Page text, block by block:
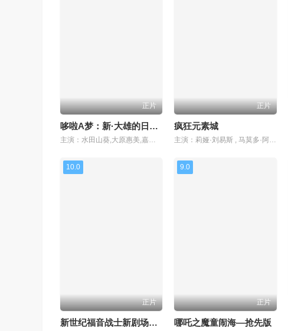
正片
哆啦A梦：新·大雄的日本诞生
主演：水田山葵,大原惠美,嘉数由美,木村昴,关智一,长岛雄一,平野莉亚菜,石丸干二,吉川晃司,菊池心,三石琴乃,高木涉,田村睦心,芳根京子
正片
疯狂元素城
主演：莉娅·刘易斯 , 马莫多·阿西 , 罗纳尔多·德尔·卡门 , 希拉·沃索夫 , 温迪·麦丽登·康薇 , 凯瑟琳·欧哈拉 , 梅森·韦特海默 , 乔·佩拉 , 马修·杨·金 , 罗诺比尔·拉希瑞 , 伊诺森特·埃卡基蒂 , 卡拉·林·丁 , 杜采融 , 杰夫·拉彭西 , 本·莫里斯 , 威尔玛·博尼特 , P·L·布朗 , 乔纳森·亚当斯 , 阿莱克斯·卡普·霍尔内 , 阿萨夫·科恩 , 杰西卡·迪
10.0
正片
新世纪福音战士新剧场版：Q
9.0
正片
哪吒之魔童闹海—抢先版